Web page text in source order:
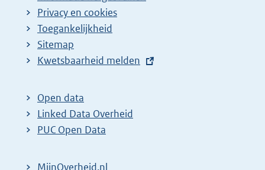
Privacy en cookies
Toegankelijkheid
Sitemap
E
t
e
r
Kwetsbaarheid melden
Open data
Linked Data Overheid
PUC Open Data
MijnOverheid.nl